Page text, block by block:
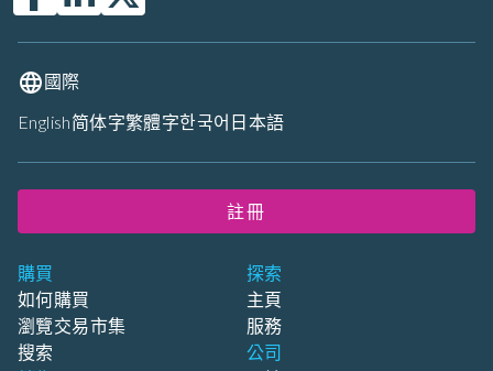
購買
如何購買
瀏覽交易市集
搜索
探索
主頁
服務
公司
國際
English简体字繁體字한국어 日本語
註冊